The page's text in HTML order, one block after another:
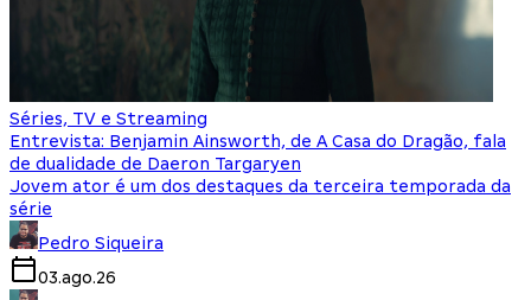
Séries, TV e Streaming
Entrevista: Benjamin Ainsworth, de A Casa do Dragão, fala
de dualidade de Daeron Targaryen
Jovem ator é um dos destaques da terceira temporada da
série
Pedro Siqueira
03.ago.26